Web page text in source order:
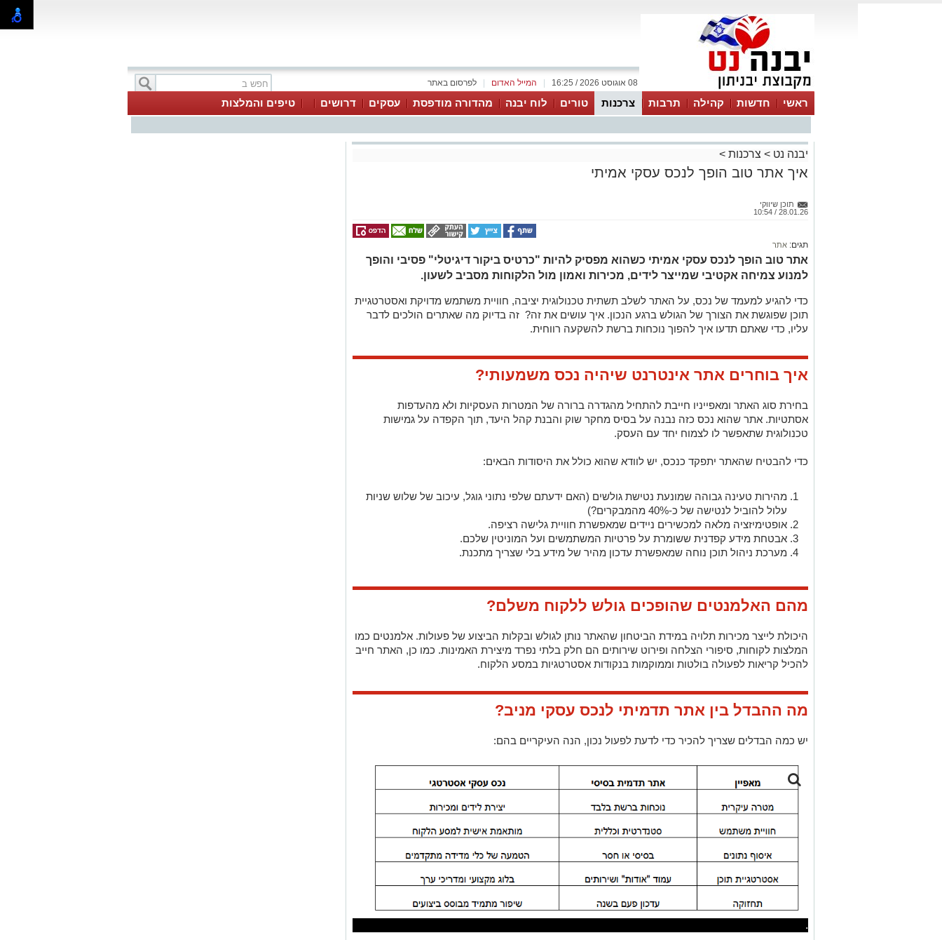
לפרסום באתר המייל האדום 08 אוגוסט 2026 / 16:25
ראשי חדשות קהילה תרבות צרכנות טורים לוח יבנה מהדורה מודפסת עסקים דרושים טיפים והמלצות
יבנה נט> צרכנות >
איך אתר טוב הופך לנכס עסקי אמיתי
תוכן שיווקי
28.01.26 / 10:54
תגים:אתר
אתר טוב הופך לנכס עסקי אמיתי כשהוא מפסיק להיות "כרטיס ביקור דיגיטלי" פסיבי והופך
למנוע צמיחה אקטיבי שמייצר לידים, מכירות ואמון מול הלקוחות מסביב לשעון.
כדי להגיע למעמד של נכס, על האתר לשלב תשתית טכנולוגית יציבה, חוויית משתמש מדויקת ואסטרטגיית
תוכן שפוגשת את הצורך של הגולש ברגע הנכון. איך עושים את זה? זה בדיוק מה שאתרים הולכים לדבר
עליו, כדי שאתם תדעו איך להפוך נוכחות ברשת להשקעה רווחית.
איך בוחרים אתר אינטרנט שיהיה נכס משמעותי?
בחירת סוג האתר ומאפייניו חייבת להתחיל מהגדרה ברורה של המטרות העסקיות ולא מהעדפות
אסתטיות. אתר שהוא נכס כזה נבנה על בסיס מחקר שוק והבנת קהל היעד, תוך הקפדה על גמישות
טכנולוגית שתאפשר לו לצמוח יחד עם העסק.
כדי להבטיח שהאתר יתפקד כנכס, יש לוודא שהוא כולל את היסודות הבאים:
מהירות טעינה גבוהה שמונעת נטישת גולשים (האם ידעתם שלפי נתוני גוגל, עיכוב של שלוש שניות
עלול להוביל לנטישה של כ-40% מהמבקרים?)
אופטימיזציה מלאה למכשירים ניידים שמאפשרת חוויית גלישה רציפה.
אבטחת מידע קפדנית ששומרת על פרטיות המשתמשים ועל המוניטין שלכם.
מערכת ניהול תוכן נוחה שמאפשרת עדכון מהיר של מידע בלי שצריך מתכנת.
מהם האלמנטים שהופכים גולש ללקוח משלם?
היכולת לייצר מכירות תלויה במידת הביטחון שהאתר נותן לגולש ובקלות הביצוע של פעולות. אלמנטים כמו
המלצות לקוחות, סיפורי הצלחה ופירוט שירותים הם חלק בלתי נפרד מיצירת האמינות. כמו כן, האתר חייב
להכיל קריאות לפעולה בולטות וממוקמות בנקודות אסטרטגיות במסע הלקוח.
מה ההבדל בין אתר תדמיתי לנכס עסקי מניב?
יש כמה הבדלים שצריך להכיר כדי לדעת לפעול נכון, הנה העיקריים בהם:
.